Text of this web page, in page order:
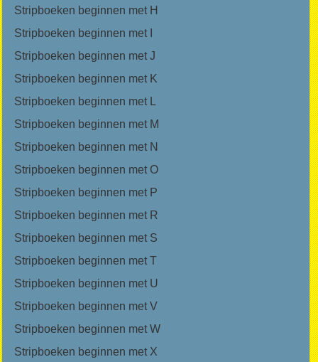
Stripboeken beginnen met H
Stripboeken beginnen met I
Stripboeken beginnen met J
Stripboeken beginnen met K
Stripboeken beginnen met L
Stripboeken beginnen met M
Stripboeken beginnen met N
Stripboeken beginnen met O
Stripboeken beginnen met P
Stripboeken beginnen met R
Stripboeken beginnen met S
Stripboeken beginnen met T
Stripboeken beginnen met U
Stripboeken beginnen met V
Stripboeken beginnen met W
Stripboeken beginnen met X